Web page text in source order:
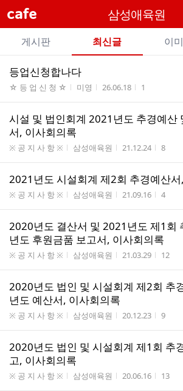
cafe 삼성애육원
카
페
메
뉴
게시판 최신글 이
전
체
글
리
등업신청합나다
게시판명
☆ 등 업 신 청 ☆ 작성자
미영 작성시간
26.06.18 조회수
1
시설 및 법인회계 2021년도 추경예산
서, 이사회의록
게시판명
※ 공 지 사 항 ※ 작성자
삼성애육원 작성시간
21.12.24 조회수
8
2021년도 시설회계 제2회 추경예산
게시판명
※ 공 지 사 항 ※ 작성자
삼성애육원 작성시간
21.09.16 조회수
4
2020년도 결산서 및 2021년도 제1회
년도 후원금품 보고서, 이사회의록
게시판명
※ 공 지 사 항 ※ 작성자
삼성애육원 작성시간
21.03.29 조회수
12
2020년도 법인 및 시설회계 제2회 추
년도 예산서, 이사회의록
게시판명
※ 공 지 사 항 ※ 작성자
삼성애육원 작성시간
20.12.23 조회수
9
2020년도 법인 및 시설회계 제1회 추
고, 이사회의록
게시판명
※ 공 지 사 항 ※ 작성자
삼성애육원 작성시간
20.06.16 조회수
13